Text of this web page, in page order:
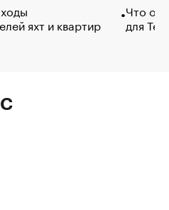
яхт и квартир
Что
для